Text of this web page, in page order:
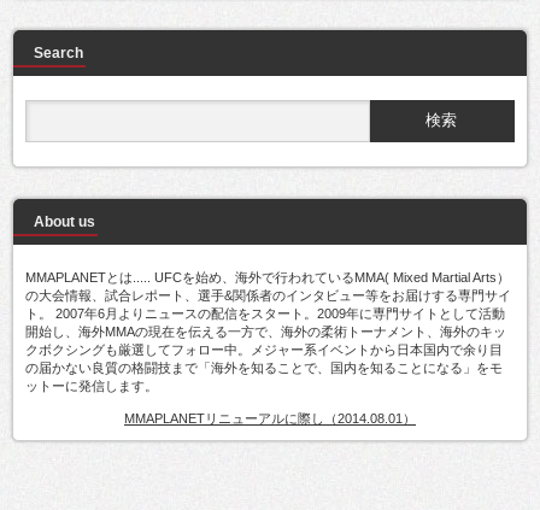
Search
About us
MMAPLANETとは..... UFCを始め、海外で行われているMMA( Mixed Martial Arts）
の大会情報、試合レポート、選手&関係者のインタビュー等をお届けする専門サイ
ト。 2007年6月よりニュースの配信をスタート。2009年に専門サイトとして活動
開始し、海外MMAの現在を伝える一方で、海外の柔術トーナメント、海外のキッ
クボクシングも厳選してフォロー中。メジャー系イベントから日本国内で余り目
の届かない良質の格闘技まで「海外を知ることで、国内を知ることになる」をモ
ットーに発信します。
MMAPLANETリニューアルに際し（2014.08.01）